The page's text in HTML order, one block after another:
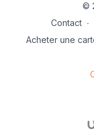
©
Contact ∙
Acheter une